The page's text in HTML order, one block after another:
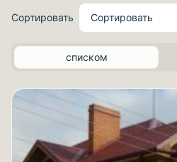
Сортировать Сортировать
списком